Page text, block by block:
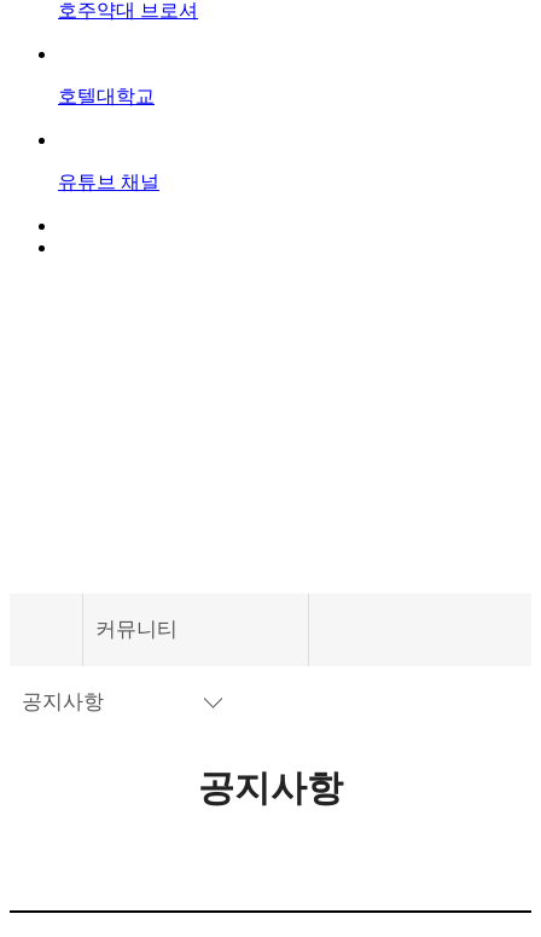
호주약대 브로셔
호텔대학교
유튜브 채널
커뮤니티
편입과정
공지사항
유니센터동영상
공지사항